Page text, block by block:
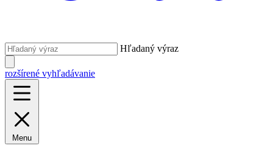
Hľadaný výraz
rozšírené vyhľadávanie
Menu